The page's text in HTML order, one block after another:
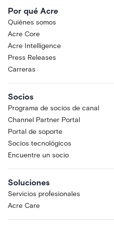
Por qué Acre
Quiénes somos
Acre Core
Acre Intelligence
Press Releases
Carreras
Socios
Programa de socios de canal
Channel Partner Portal
Portal de soporte
Socios tecnológicos
Encuentre un socio
Soluciones
Servicios profesionales
Acre Care